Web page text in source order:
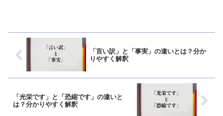
「言い訳」と「事実」の違いとは？分か
りやすく解釈
「光栄です」と「恐縮です」の違いと
は？分かりやすく解釈